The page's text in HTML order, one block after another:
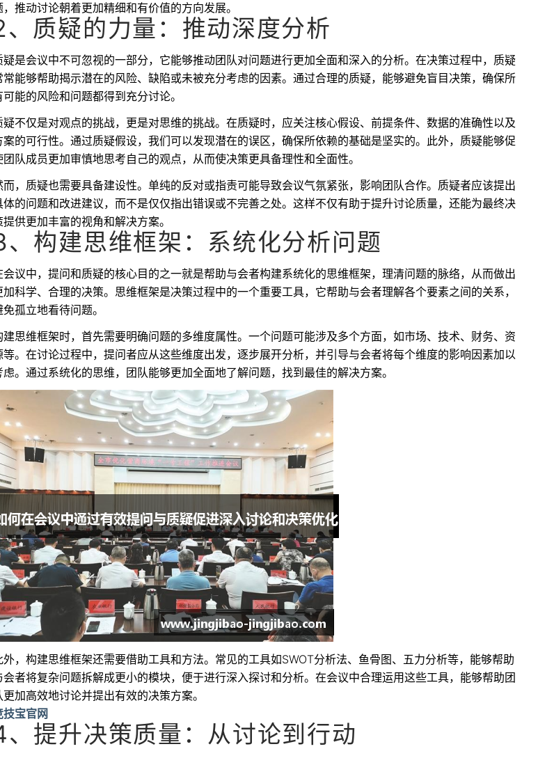
，推动讨论朝着更加精细和有价值的方向发展。
、质疑的力量：推动深度分析
疑是会议中不可忽视的一部分，它能够推动团队对问题进行更加全面和深入的分析。在决策过程中，质疑
常能够帮助揭示潜在的风险、缺陷或未被充分考虑的因素。通过合理的质疑，能够避免盲目决策，确保所
可能的风险和问题都得到充分讨论。
疑不仅是对观点的挑战，更是对思维的挑战。在质疑时，应关注核心假设、前提条件、数据的准确性以及
案的可行性。通过质疑假设，我们可以发现潜在的误区，确保所依赖的基础是坚实的。此外，质疑能够促
团队成员更加审慎地思考自己的观点，从而使决策更具备理性和全面性。
而，质疑也需要具备建设性。单纯的反对或指责可能导致会议气氛紧张，影响团队合作。质疑者应该提出
体的问题和改进建议，而不是仅仅指出错误或不完善之处。这样不仅有助于提升讨论质量，还能为最终决
提供更加丰富的视角和解决方案。
、构建思维框架：系统化分析问题
会议中，提问和质疑的核心目的之一就是帮助与会者构建系统化的思维框架，理清问题的脉络，从而做出
加科学、合理的决策。思维框架是决策过程中的一个重要工具，它帮助与会者理解各个要素之间的关系，
免孤立地看待问题。
建思维框架时，首先需要明确问题的多维度属性。一个问题可能涉及多个方面，如市场、技术、财务、资
等。在讨论过程中，提问者应从这些维度出发，逐步展开分析，并引导与会者将每个维度的影响因素加以
虑。通过系统化的思维，团队能够更加全面地了解问题，找到最佳的解决方案。
外，构建思维框架还需要借助工具和方法。常见的工具如SWOT分析法、鱼骨图、五力分析等，能够帮助
会者将复杂问题拆解成更小的模块，便于进行深入探讨和分析。在会议中合理运用这些工具，能够帮助团
更加高效地讨论并提出有效的决策方案。
技宝官网
、提升决策质量：从讨论到行动